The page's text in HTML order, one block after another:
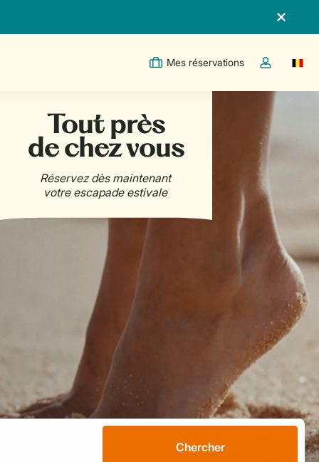
Mes réservations
Toggle the
Chercher